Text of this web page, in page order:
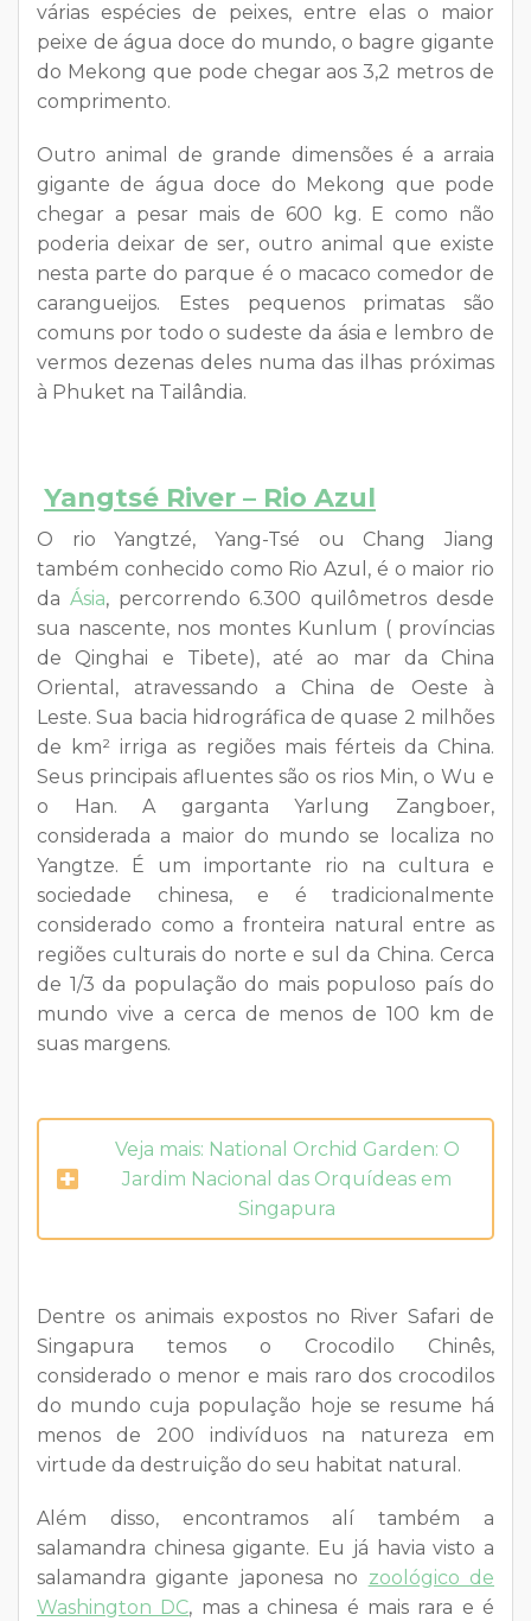
várias espécies de peixes, entre elas o maior
peixe de água doce do mundo, o bagre gigante
do Mekong que pode chegar aos 3,2 metros de
comprimento.
Outro animal de grande dimensões é a arraia
gigante de água doce do Mekong que pode
chegar a pesar mais de 600 kg. E como não
poderia deixar de ser, outro animal que existe
nesta parte do parque é o macaco comedor de
carangueijos. Estes pequenos primatas são
comuns por todo o sudeste da ásia e lembro de
vermos dezenas deles numa das ilhas próximas
à Phuket na Tailândia.
Yangtsé River – Rio Azul
O rio Yangtzé, Yang-Tsé ou Chang Jiang
também conhecido como Rio Azul, é o maior rio
da Ásia, percorrendo 6.300 quilômetros desde
sua nascente, nos montes Kunlum ( províncias
de Qinghai e Tibete), até ao mar da China
Oriental, atravessando a China de Oeste à
Leste. Sua bacia hidrográfica de quase 2 milhões
de km² irriga as regiões mais férteis da China.
Seus principais afluentes são os rios Min, o Wu e
o Han. A garganta Yarlung Zangboer,
considerada a maior do mundo se localiza no
Yangtze. É um importante rio na cultura e
sociedade chinesa, e é tradicionalmente
considerado como a fronteira natural entre as
regiões culturais do norte e sul da China. Cerca
de 1/3 da população do mais populoso país do
mundo vive a cerca de menos de 100 km de
suas margens.
Veja mais: National Orchid Garden: O
Jardim Nacional das Orquídeas em
Singapura
Dentre os animais expostos no River Safari de
Singapura temos o Crocodilo Chinês,
considerado o menor e mais raro dos crocodilos
do mundo cuja população hoje se resume há
menos de 200 indivíduos na natureza em
virtude da destruição do seu habitat natural.
Além disso, encontramos alí também a
salamandra chinesa gigante. Eu já havia visto a
salamandra gigante japonesa no zoológico de
Washington DC, mas a chinesa é mais rara e é